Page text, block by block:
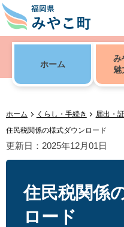
ホーム
み
魅
ホーム くらし・手続き 届出・
住民税関係の様式ダウンロード
更新日：2025年12月01日
住民税関係
ロード